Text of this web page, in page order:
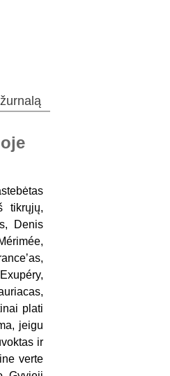
tikrųjų,
Denis
plati
jeigu
ir
verte